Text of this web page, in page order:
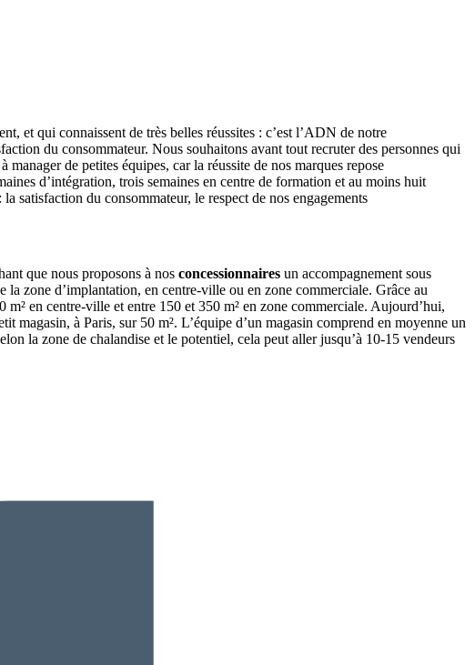
et qui connaissent de très belles réussites : c’est l’ADN de notre
du consommateur. Nous souhaitons avant tout recruter des personnes qui
de petites équipes, car la réussite de nos marques repose
d’intégration, trois semaines en centre de formation et au moins huit
satisfaction du consommateur, le respect de nos engagements
que nous proposons à nos concessionnaires un accompagnement sous
zone d’implantation, en centre-ville ou en zone commerciale. Grâce au
en centre-ville et entre 150 et 350 m² en zone commerciale. Aujourd’hui,
magasin, à Paris, sur 50 m². L’équipe d’un magasin comprend en moyenne un
la zone de chalandise et le potentiel, cela peut aller jusqu’à 10-15 vendeurs